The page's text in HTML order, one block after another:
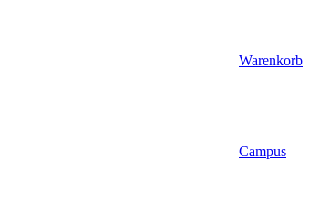
Warenkorb
Campus